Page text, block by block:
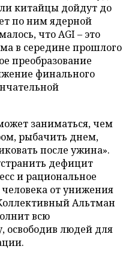
китайцы дойдут до
по ним ядерной
что AGI – это
в середине прошлого
преобразование
финального
заниматься, чем
рыбачить днем,
после ужина».
дефицит
и рациональное
от унижения
Альтман
всю
освободив людей для